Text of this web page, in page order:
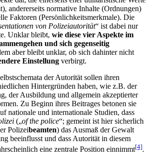
andererseits normative Inhalte (Ordnungen)
Faktoren (Persönlichkeitsmerkmale). Die
von Polizeiautorität“ ist dabei nur
Unklar bleibt, wie diese vier Aspekte im
und sich gegenseitig
aber bleibt unklar, ob sich dahinter nicht
Einstellung verbirgt.
der Autorität sollen ihren
Hintergründen haben, wie z.B. der
der Ausbildung und allgemein akzeptierter
Zu Beginn ihres Beitrages betonen sie
nationale und internationale Studien, dass
(„of the police“; gemeint ist hier sicherlich
Polizeibeamten) das Ausmaß der Gewalt
beeinflusst und dass Autorität in diesem
eine zentrale Position einnimmt[4].